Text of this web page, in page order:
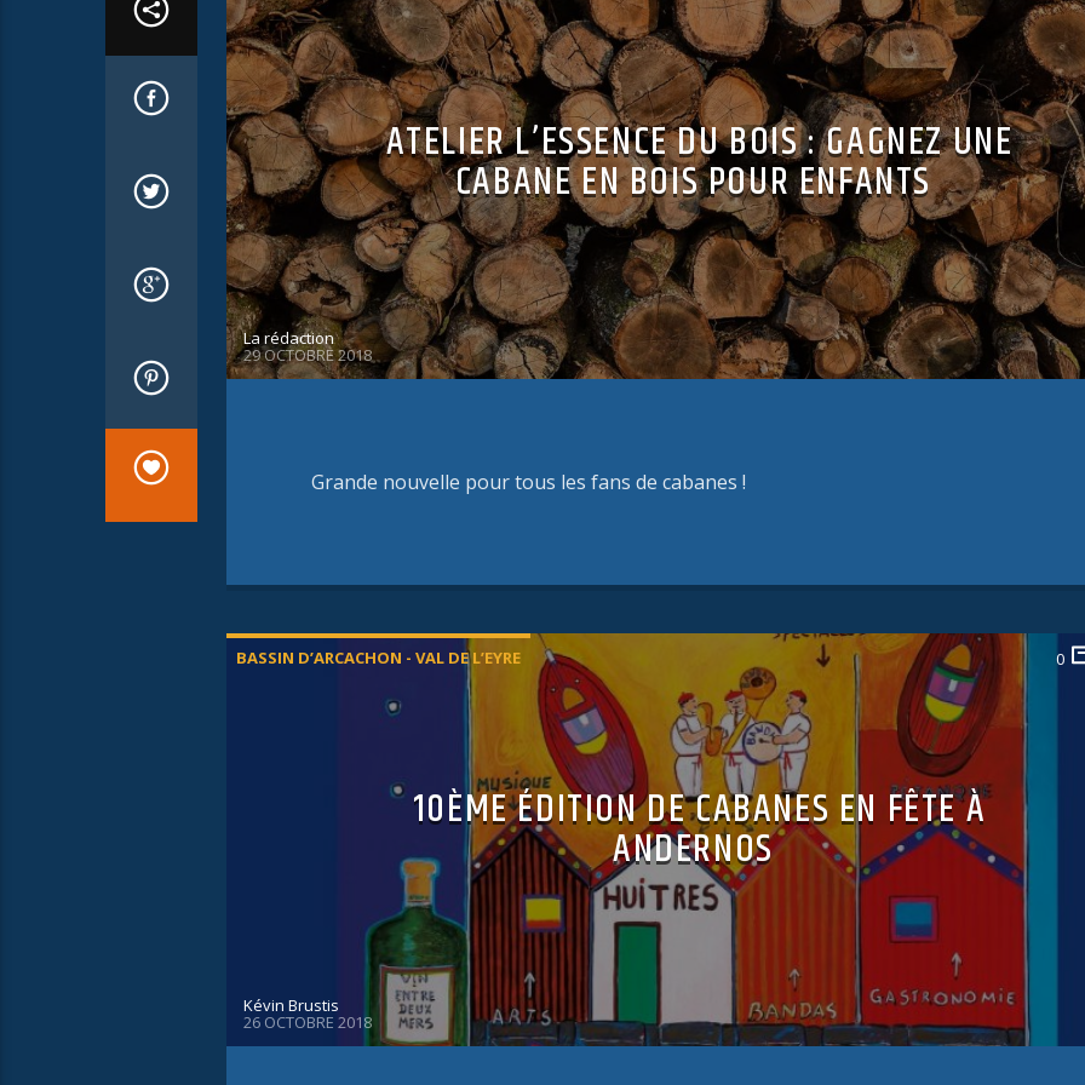
ATELIER L’ESSENCE DU BOIS : GAGNEZ UNE
CABANE EN BOIS POUR ENFANTS
La rédaction
29 OCTOBRE 2018
Grande nouvelle pour tous les fans de cabanes !
BASSIN D’ARCACHON - VAL DE L’EYRE 0
10ÈME ÉDITION DE CABANES EN FÊTE À
ANDERNOS
Kévin Brustis
26 OCTOBRE 2018